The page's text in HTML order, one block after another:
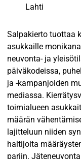
Lahti
Salpakierto tuottaa
asukkaille
neuvonta- ja
päiväkodeissa,
ja -kampanjoiden
mediassa.
toimialueen
määrän
lajitteluun niiden
haltijoita
pariin.